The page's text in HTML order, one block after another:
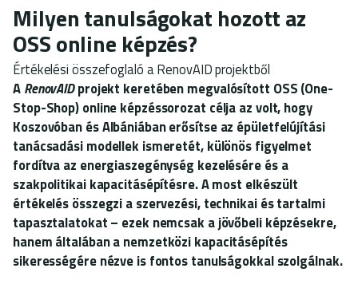
Milyen tanulságokat hozott az
OSS online képzés?
Értékelési összefoglaló a RenovAID projektből
A RenovAIDprojekt keretében megvalósított OSS (One-
Stop-Shop) online képzéssorozat célja az volt, hogy
Koszovóban és Albániában erősítse az épületfelújítási
tanácsadási modellek ismeretét, különös figyelmet
fordítva az energiaszegénység kezelésére és a
szakpolitikai kapacitásépítésre. A most elkészült
értékelés összegzi a szervezési, technikai és tartalmi
tapasztalatokat – ezek nemcsak a jövőbeli képzésekre,
hanem általában a nemzetközi kapacitásépítés
sikerességére nézve is fontos tanulságokkal szolgálnak.